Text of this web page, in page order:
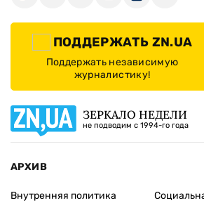
ПОДДЕРЖАТЬ ZN.UA
Поддержать независимую
журналистику!
ЗЕРКАЛО НЕДЕЛИ
не подводим с 1994-го года
АРХИВ
Внутренняя политика